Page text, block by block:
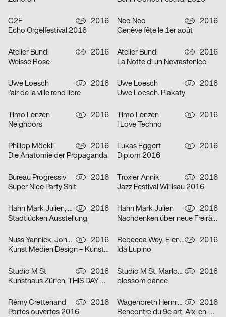
C2F CH
2016
Echo Orgelfestival 2016
Neo Neo CH
2016
Genève fête le 1er août
Atelier Bundi CH
2016
Weisse Rose
Atelier Bundi CH
2016
La Notte di un Nevrastenico
Uwe Loesch D
2016
l’air de la ville rend libre
Uwe Loesch D
2016
Uwe Loesch. Plakaty
Timo Lenzen D
2016
Neighbors
Timo Lenzen D
2016
I Love Techno
Philipp Möckli CH
2016
Die Anatomie der Propaganda
Lukas Eggert D
2016
Diplom 2016
Bureau Progressiv D
2016
Super Nice Party Shit
Troxler Annik CH
2016
Jazz Festival Willisau 2016
Hahn Mark Julien, Jan Robert Obst, Franziska Diana Doll D
2016
Stadtlücken Ausstellung
Hahn Mark Julien D
2016
Nachdenken über neue Freiräume in Stuttgart West
Nuss Yannick, Johannes Hucht D
2016
Kunst Medien Design – Kunst Wissenschaft Perspektiven 2016
Rebecca Wey, Elena Gabriel CH
2016
Ida Lupino
Studio M St CH
2016
Kunsthaus Zürich, THIS DAY AT TEN, Akram Zaatari
Studio M St, Marlon Ilg CH
2016
blossom dance
Rémy Crettenand CH
2016
Portes ouvertes 2016
Wagenbreth Henning D
2016
Rencontre du 9e art, Aix-en-Provence